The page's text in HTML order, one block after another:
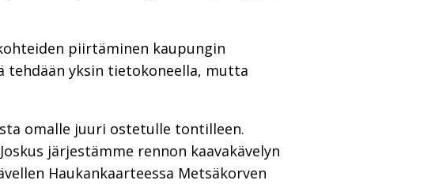
piirtäminen kaupungin
tehdään yksin tietokoneella, mutta
omalle juuri ostetulle tontilleen.
järjestämme rennon kaavakävelyn
Haukankaarteessa Metsäkorven